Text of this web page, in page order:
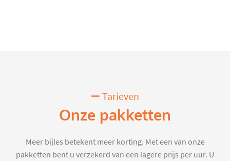
Tarieven
Onze pakketten
Meer bijles betekent meer korting. Met een van onze
pakketten bent u verzekerd van een lagere prijs per uur. U